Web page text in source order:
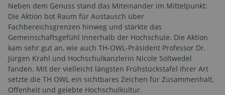
Neben dem Genuss stand das Miteinander im Mittelpunkt:
Die Aktion bot Raum für Austausch über
Fachbereichsgrenzen hinweg und stärkte das
Gemeinschaftsgefühl innerhalb der Hochschule. Die Aktion
kam sehr gut an, wie auch TH-OWL-Präsident Professor Dr.
Jürgen Krahl und Hochschulkanzlerin Nicole Soltwedel
fanden. Mit der vielleicht längsten Frühstückstafel ihrer Art
setzte die TH OWL ein sichtbares Zeichen für Zusammenhalt,
Offenheit und gelebte Hochschulkultur.